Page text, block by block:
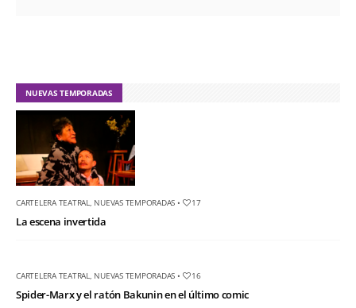
NUEVAS TEMPORADAS
CARTELERA TEATRAL NUEVAS TEMPORADAS • 17
La escena invertida
CARTELERA TEATRAL NUEVAS TEMPORADAS • 16
Spider-Marx y el ratón Bakunin en el último comic